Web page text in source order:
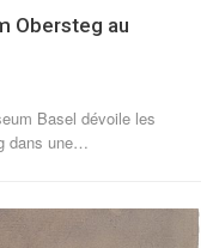
Obersteg au
Basel dévoile les
dans une…